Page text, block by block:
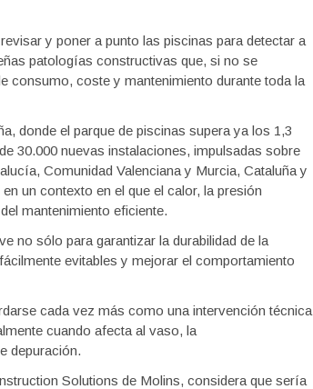
y poner a punto las piscinas para detectar a
patologías constructivas que, si no se
consumo, coste y mantenimiento durante toda la
donde el parque de piscinas supera ya los 1,3
30.000 nuevas instalaciones, impulsadas sobre
Comunidad Valenciana y Murcia, Cataluña y
un contexto en el que el calor, la presión
mantenimiento eficiente.
no sólo para garantizar la durabilidad de la
evitables y mejorar el comportamiento
cada vez más como una intervención técnica
cuando afecta al vaso, la
depuración.
Solutions de Molins, considera que sería